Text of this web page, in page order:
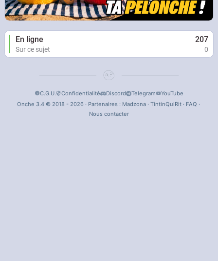
En ligne 207
Sur ce sujet 0
C.G.U. Confidentialité Discord Telegram
YouTube
Onche 3.4 © 2018 - 2026 · Partenaires : Madzona· TintinQuiRit· FAQ ·
Nous contacter